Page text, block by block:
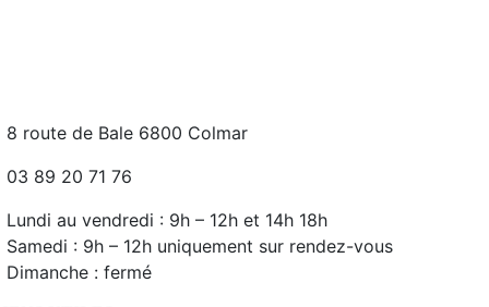
8 route de Bale 6800 Colmar
03 89 20 71 76
Lundi au vendredi : 9h – 12h et 14h 18h
Samedi : 9h – 12h uniquement sur rendez-vous
Dimanche : fermé